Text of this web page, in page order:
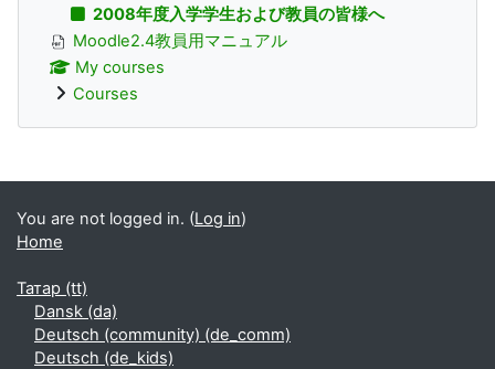
2008年度入学学生および教員の皆様へ
Moodle2.4教員用マニュアル
My courses
Courses
Supplementary blocks
You are not logged in. (Log in)
Home
Татар ‎(tt)‎
Dansk ‎(da)‎
Deutsch (community) ‎(de_comm)‎
Deutsch ‎(de_kids)‎